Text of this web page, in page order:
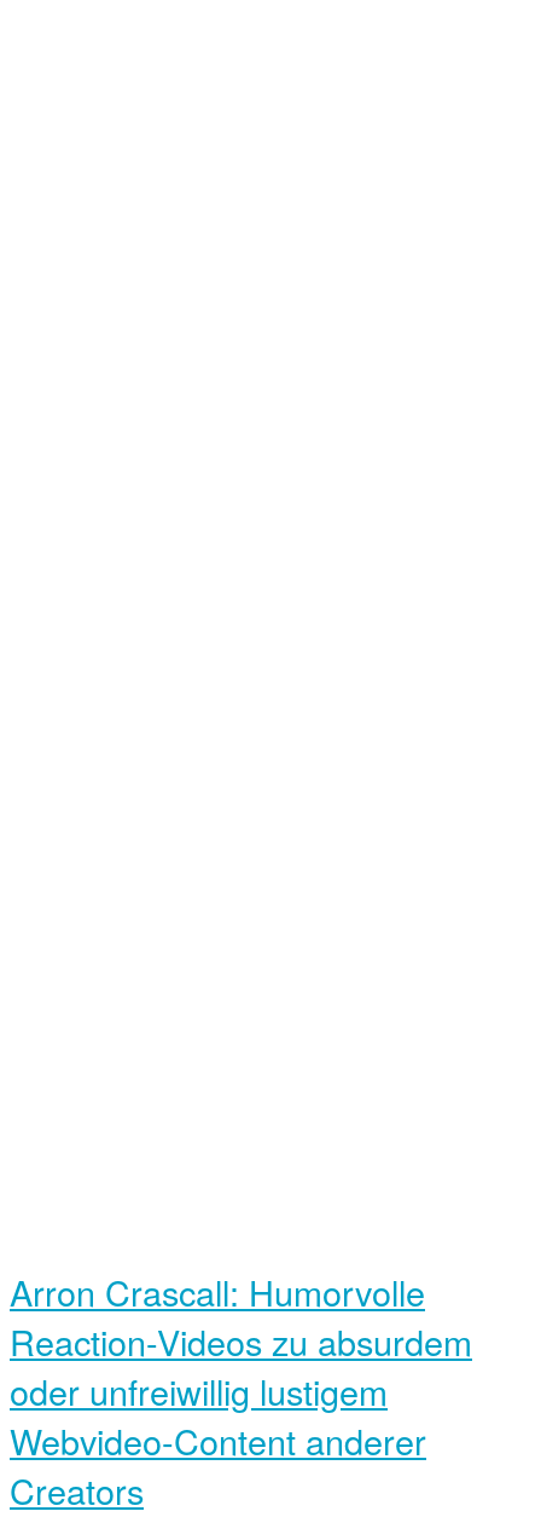
Arron Crascall: Humorvolle
Reaction-Videos zu absurdem
oder unfreiwillig lustigem
Webvideo-Content anderer
Creators